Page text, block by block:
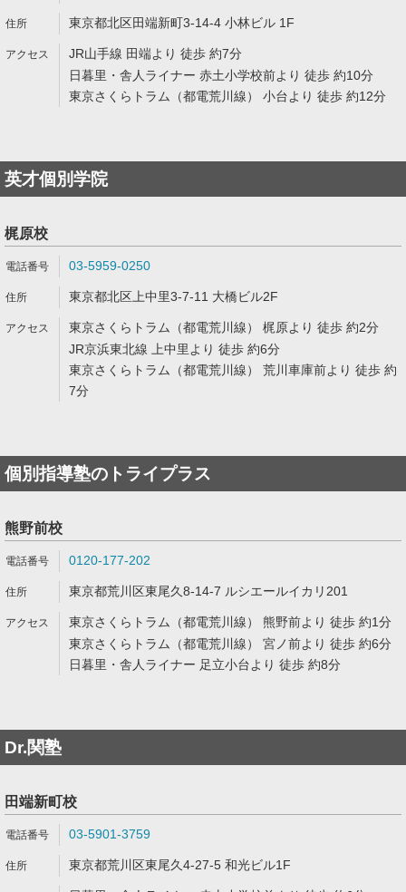
東京都北区田端新町3-14-4 小林ビル 1F
JR山手線 田端より 徒歩 約7分
日暮里・舎人ライナー 赤土小学校前より 徒歩 約10分
東京さくらトラム（都電荒川線） 小台より 徒歩 約12分
英才個別学院
梶原校
03-5959-0250
東京都北区上中里3-7-11 大橋ビル2F
東京さくらトラム（都電荒川線） 梶原より 徒歩 約2分
JR京浜東北線 上中里より 徒歩 約6分
東京さくらトラム（都電荒川線） 荒川車庫前より 徒歩 約
7分
個別指導塾のトライプラス
熊野前校
0120-177-202
東京都荒川区東尾久8-14-7 ルシエールイカリ201
東京さくらトラム（都電荒川線） 熊野前より 徒歩 約1分
東京さくらトラム（都電荒川線） 宮ノ前より 徒歩 約6分
日暮里・舎人ライナー 足立小台より 徒歩 約8分
Dr.関塾
田端新町校
03-5901-3759
東京都荒川区東尾久4-27-5 和光ビル1F